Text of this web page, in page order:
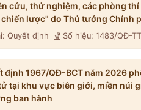
cứu, thử nghiệm, các phòng
chiến lược" do Thủ tướng Chính
Quyết định Số hiệu: 1483/QĐ-
định 1967/QĐ-BCT năm 2026
tại khu vực biên giới, miền núi
ban hành